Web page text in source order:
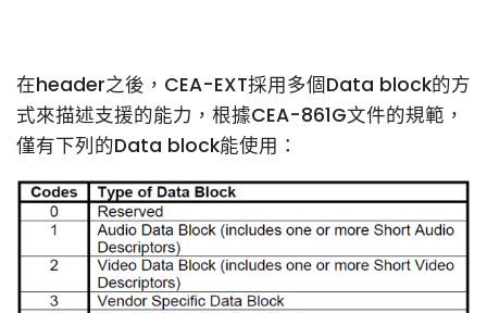
在header之後，CEA-EXT採用多個Data block的方
式來描述支援的能力，根據CEA-861G文件的規範，
僅有下列的Data block能使用：